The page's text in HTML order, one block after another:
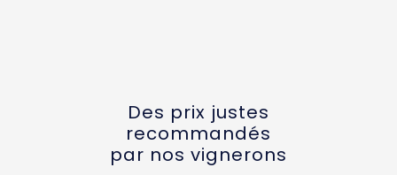
Des prix justes
recommandés
par nos vignerons